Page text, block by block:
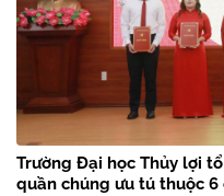
Trường Đại học Thủy lợi
quần chúng ưu tú thuộc 6